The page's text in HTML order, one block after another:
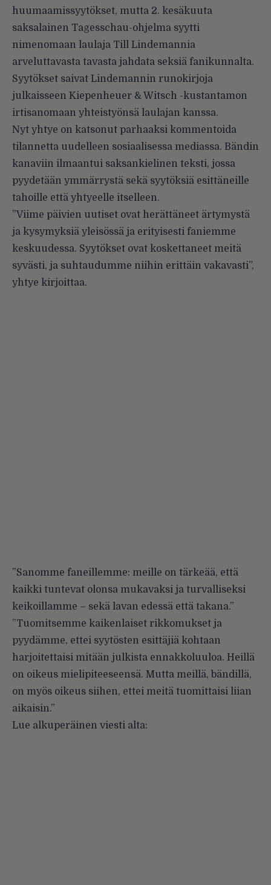
huumaamissyytökset, mutta 2. kesäkuuta
saksalainen Tagesschau-ohjelma syytti
nimenomaan laulaja Till Lindemannia
arveluttavasta tavasta jahdata seksiä fanikunnalta.
Syytökset saivat Lindemannin runokirjoja
julkaisseen Kiepenheuer & Witsch -kustantamon
irtisanomaan yhteistyönsä laulajan kanssa.
Nyt yhtye on katsonut parhaaksi kommentoida
tilannetta uudelleen sosiaalisessa mediassa. Bändin
kanaviin ilmaantui saksankielinen teksti, jossa
pyydetään ymmärrystä sekä syytöksiä esittäneille
tahoille että yhtyeelle itselleen.
”Viime päivien uutiset ovat herättäneet ärtymystä
ja kysymyksiä yleisössä ja erityisesti faniemme
keskuudessa. Syytökset ovat koskettaneet meitä
syvästi, ja suhtaudumme niihin erittäin vakavasti”,
yhtye kirjoittaa.
”Sanomme faneillemme: meille on tärkeää, että
kaikki tuntevat olonsa mukavaksi ja turvalliseksi
keikoillamme – sekä lavan edessä että takana.”
”Tuomitsemme kaikenlaiset rikkomukset ja
pyydämme, ettei syytösten esittäjiä kohtaan
harjoitettaisi mitään julkista ennakkoluuloa. Heillä
on oikeus mielipiteeseensä. Mutta meillä, bändillä,
on myös oikeus siihen, ettei meitä tuomittaisi liian
aikaisin.”
Lue alkuperäinen viesti alta: